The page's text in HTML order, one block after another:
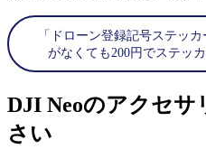
「ドローン登録記号ステッ
がなくても200円でステッ
DJI Neoのアクセサ
さい